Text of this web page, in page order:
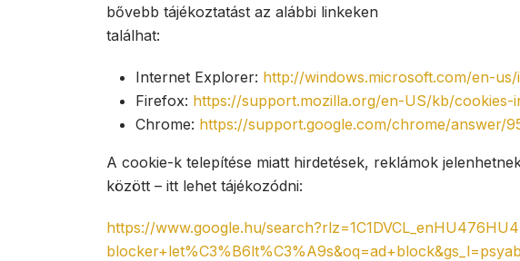
bővebb tájékoztatást az alábbi linkeken
találhat:
Internet Explorer: http://windows.microsoft.com/en-
Firefox: https://support.mozilla.org/en-US/kb/
Chrome: https://support.google.com/chrome/answer/
A cookie-k telepítése miatt hirdetések, reklámok
között – itt lehet tájékozódni:
https://www.google.hu/